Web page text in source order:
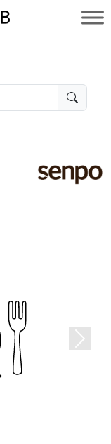
Next